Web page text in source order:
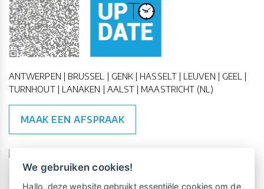
ANTWERPEN | BRUSSEL | GENK | HASSELT | LEUVEN | GEEL |
TURNHOUT | LANAKEN | AALST | MAASTRICHT (NL)
MAAK EEN AFSPRAAK
🇪🇺 🇧🇪
We gebruiken cookies!
Hallo, deze website gebruikt essentiële cookies om de
Vrijblijvende kennismaking?Boek